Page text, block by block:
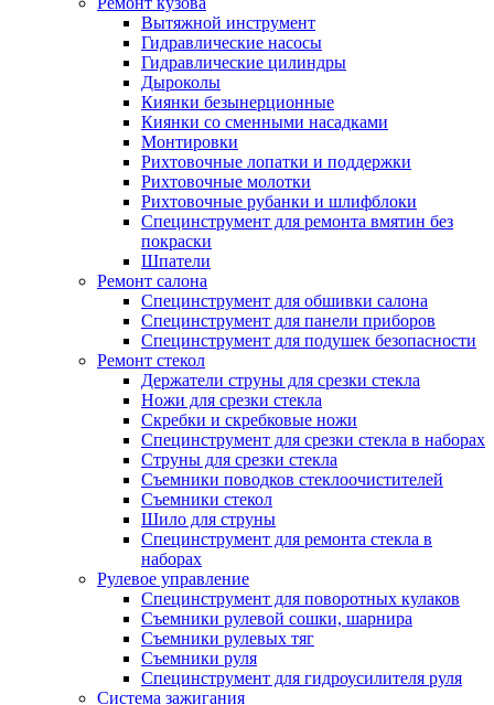
Вытяжной инструмент
Гидравлические насосы
Гидравлические цилиндры
Дыроколы
Киянки безынерционные
Киянки со сменными насадками
Монтировки
Рихтовочные лопатки и поддержки
Рихтовочные молотки
Рихтовочные рубанки и шлифблоки
Специнструмент для ремонта вмятин без
покраски
Шпатели
Ремонт салона
Специнструмент для обшивки салона
Специнструмент для панели приборов
Специнструмент для подушек безопасности
Ремонт стекол
Держатели струны для срезки стекла
Ножи для срезки стекла
Скребки и скребковые ножи
Специнструмент для срезки стекла в наборах
Струны для срезки стекла
Съемники поводков стеклоочистителей
Съемники стекол
Шило для струны
Специнструмент для ремонта стекла в
наборах
Рулевое управление
Специнструмент для поворотных кулаков
Съемники рулевой сошки, шарнира
Съемники рулевых тяг
Съемники руля
Специнструмент для гидроусилителя руля
Система зажигания